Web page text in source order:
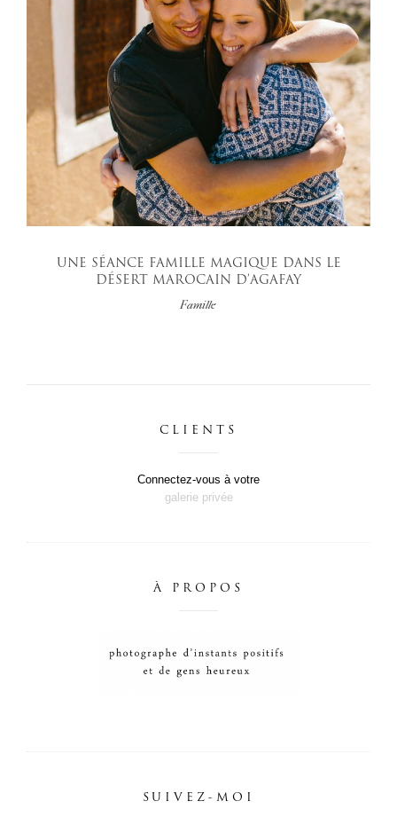
UNE SÉANCE FAMILLE MAGIQUE DANS LE
DÉSERT MAROCAIN D’AGAFAY
Famille
CLIENTS
Connectez-vous à votre
galerie privée
À PROPOS
SUIVEZ-MOI